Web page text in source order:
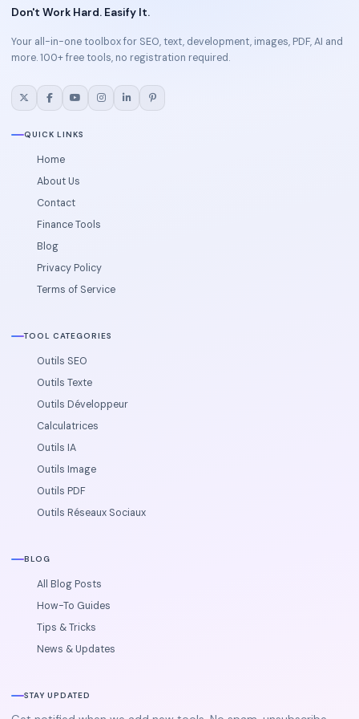
Don't Work Hard. Easify It.
Your all-in-one toolbox for SEO, text, development, images, PDF, AI and
more. 100+ free tools, no registration required.
QUICK LINKS
Home
About Us
Contact
Finance Tools
Blog
Privacy Policy
Terms of Service
TOOL CATEGORIES
Outils SEO
Outils Texte
Outils Développeur
Calculatrices
Outils IA
Outils Image
Outils PDF
Outils Réseaux Sociaux
BLOG
All Blog Posts
How-To Guides
Tips & Tricks
News & Updates
STAY UPDATED